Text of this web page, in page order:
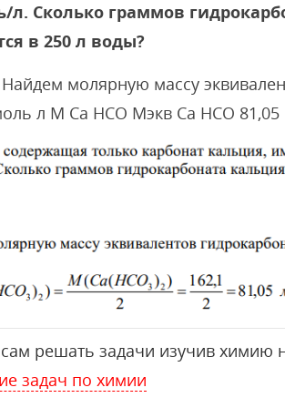
л. Сколько граммов
в 250 л воды?
молярную массу
л M Ca HCO Mэкв Ca HCO 81,05
решать задачи изучив химию
задач по химии